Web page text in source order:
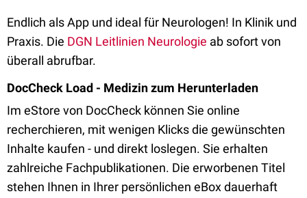
Endlich als App und ideal für Neurologen! In Klinik und
Praxis. Die DGN Leitlinien Neurologie ab sofort von
überall abrufbar.
DocCheck Load - Medizin zum Herunterladen
Im eStore von DocCheck können Sie online
recherchieren, mit wenigen Klicks die gewünschten
Inhalte kaufen - und direkt loslegen. Sie erhalten
zahlreiche Fachpublikationen. Die erworbenen Titel
stehen Ihnen in Ihrer persönlichen eBox dauerhaft